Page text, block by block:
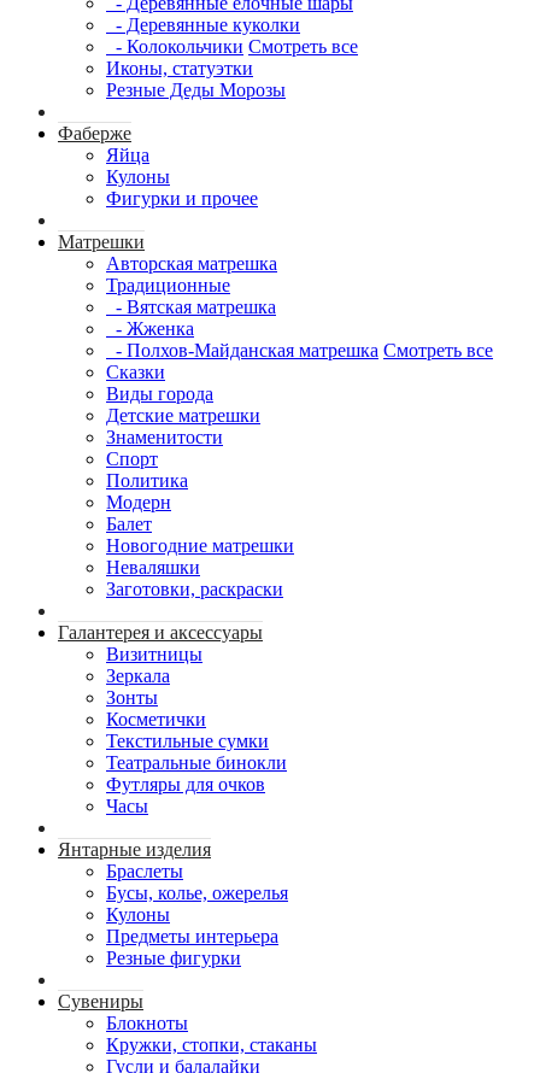
- Деревянные куколки
- Колокольчики Смотреть все
Иконы, статуэтки
Резные Деды Морозы
Фаберже
Яйца
Кулоны
Фигурки и прочее
Матрешки
Авторская матрешка
Традиционные
- Вятская матрешка
- Жженка
- Полхов-Майданская матрешка Смотреть все
Сказки
Виды города
Детские матрешки
Знаменитости
Спорт
Политика
Модерн
Балет
Новогодние матрешки
Неваляшки
Заготовки, раскраски
Галантерея и аксессуары
Визитницы
Зеркала
Зонты
Косметички
Текстильные сумки
Театральные бинокли
Футляры для очков
Часы
Янтарные изделия
Браслеты
Бусы, колье, ожерелья
Кулоны
Предметы интерьера
Резные фигурки
Сувениры
Блокноты
Кружки, стопки, стаканы
Гусли и балалайки